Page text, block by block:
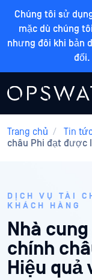
Chúng tôi sử
mặc dù chúng
nhưng đôi khi bản
đối.
Trang chủ / Tin
châu Phi đạt được
DỊCH VỤ TÀI
KHÁCH HÀNG
Nhà
chính
Hiệu quả